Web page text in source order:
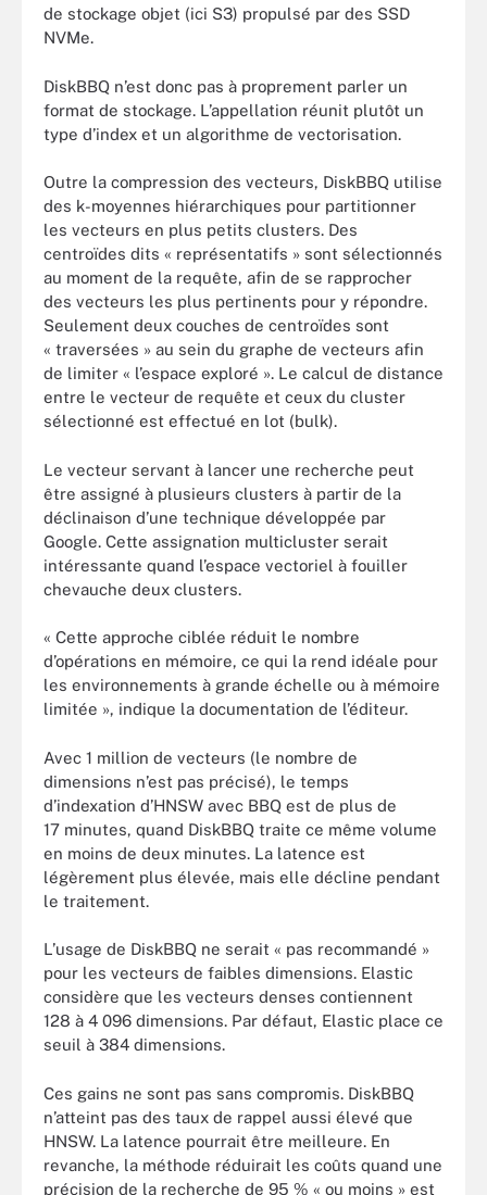
de stockage objet (ici S3) propulsé par des SSD
NVMe.
DiskBBQ n’est donc pas à proprement parler un
format de stockage. L’appellation réunit plutôt un
type d’index et un algorithme de vectorisation.
Outre la compression des vecteurs, DiskBBQ utilise
des k-moyennes hiérarchiques pour partitionner
les vecteurs en plus petits clusters. Des
centroïdes dits « représentatifs » sont sélectionnés
au moment de la requête, afin de se rapprocher
des vecteurs les plus pertinents pour y répondre.
Seulement deux couches de centroïdes sont
« traversées » au sein du graphe de vecteurs afin
de limiter « l’espace exploré ». Le calcul de distance
entre le vecteur de requête et ceux du cluster
sélectionné est effectué en lot (bulk).
Le vecteur servant à lancer une recherche peut
être assigné à plusieurs clusters à partir de la
déclinaison d’une technique développée par
Google. Cette assignation multicluster serait
intéressante quand l’espace vectoriel à fouiller
chevauche deux clusters.
« Cette approche ciblée réduit le nombre
d’opérations en mémoire, ce qui la rend idéale pour
les environnements à grande échelle ou à mémoire
limitée », indique la documentation de l’éditeur.
Avec 1 million de vecteurs (le nombre de
dimensions n’est pas précisé), le temps
d’indexation d’HNSW avec BBQ est de plus de
17 minutes, quand DiskBBQ traite ce même volume
en moins de deux minutes. La latence est
légèrement plus élevée, mais elle décline pendant
le traitement.
L’usage de DiskBBQ ne serait « pas recommandé »
pour les vecteurs de faibles dimensions. Elastic
considère que les vecteurs denses contiennent
128 à 4 096 dimensions. Par défaut, Elastic place ce
seuil à 384 dimensions.
Ces gains ne sont pas sans compromis. DiskBBQ
n’atteint pas des taux de rappel aussi élevé que
HNSW. La latence pourrait être meilleure. En
revanche, la méthode réduirait les coûts quand une
précision de la recherche de 95 % « ou moins » est